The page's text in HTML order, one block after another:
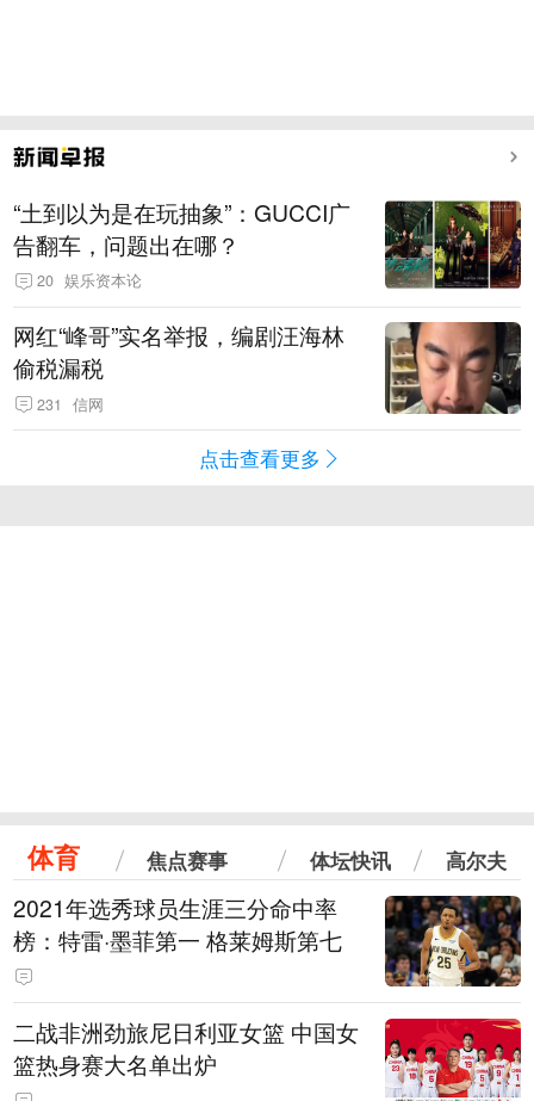
“土到以为是在玩抽象”：GUCCI广
告翻车，问题出在哪？
20 娱乐资本论
网红“峰哥”实名举报，编剧汪海林
偷税漏税
231 信网
点击查看更多
体育 焦点赛事 体坛快讯 高尔夫
2021年选秀球员生涯三分命中率
榜：特雷·墨菲第一 格莱姆斯第七
二战非洲劲旅尼日利亚女篮 中国女
篮热身赛大名单出炉